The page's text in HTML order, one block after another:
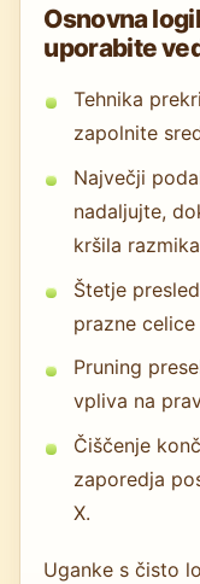
Osnovna
uporabite
Tehnika
zapolnite
Največji
nadaljujte,
kršila
Štetje
prazne
Pruning
vpliva na
Čiščenje
zaporedja
X.
Uganke s čisto